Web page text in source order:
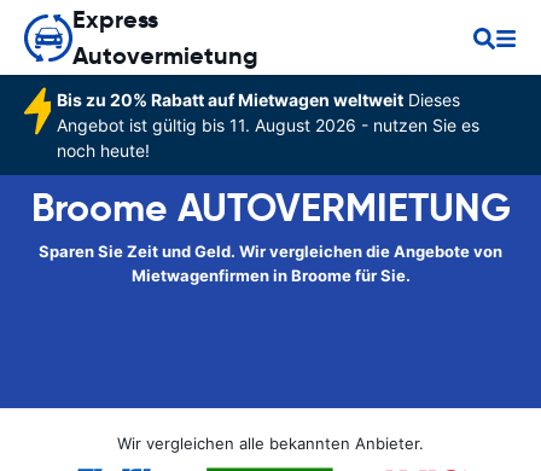
Express
Autovermietung
Bis zu 20% Rabatt auf Mietwagen weltweitDieses
Angebot ist gültig bis 11. August 2026 - nutzen Sie es
noch heute!
Broome AUTOVERMIETUNG
Sparen Sie Zeit und Geld. Wir vergleichen die Angebote von
Mietwagenfirmen in Broome für Sie.
Wir vergleichen alle bekannten Anbieter.